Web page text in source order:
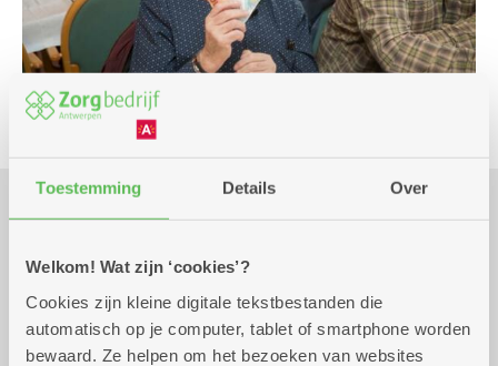
Toestemming Details Over
Welkom! Wat zijn ‘cookies’?
Cookies zijn kleine digitale tekstbestanden die
automatisch op je computer, tablet of smartphone worden
bewaard. Ze helpen om het bezoeken van websites
donderdag 30 juli 202611.30 uur tot 12.00 uur